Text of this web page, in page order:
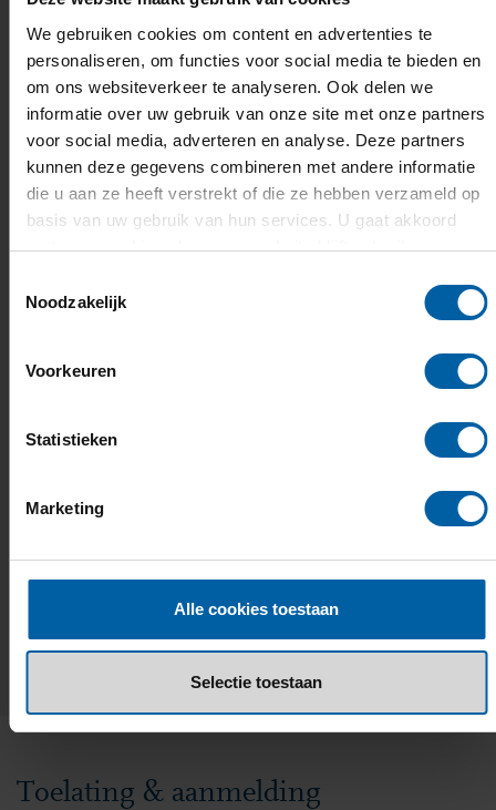
We gebruiken cookies om content en advertenties te
personaliseren, om functies voor social media te bieden en
om ons websiteverkeer te analyseren. Ook delen we
informatie over uw gebruik van onze site met onze partners
voor social media, adverteren en analyse. Deze partners
kunnen deze gegevens combineren met andere informatie
die u aan ze heeft verstrekt of die ze hebben verzameld op
basis van uw gebruik van hun services. U gaat akkoord
met onze cookies als u onze website blijft gebruiken.
Noodzakelijk
Voorkeuren
Statistieken
Marketing
Alle cookies toestaan
Selectie toestaan
De wereld is je werkgebied, daarom ga
culturen te leren leren kennen. Denk
studiereizen of een uitwisseling.
Toelating & aanmelding